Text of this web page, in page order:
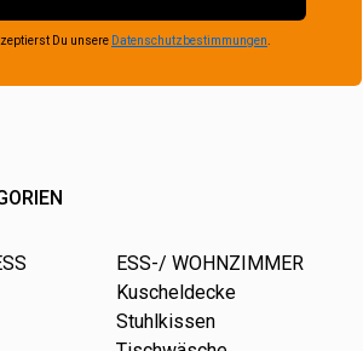
Du unsere Datenschutzbestimmungen
ESS-/ WOHNZIMMER
Kuscheldecke
Stuhlkissen